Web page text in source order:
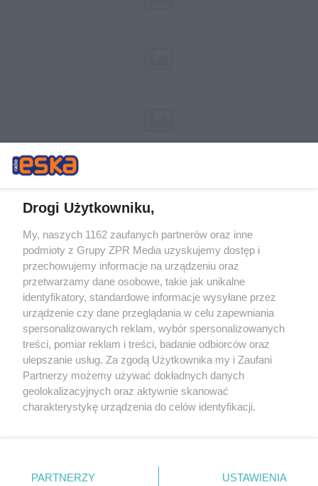
Żaden utwór zamieszczony w serwisie nie może być powielany i
rozpowszechniany lub dalej rozpowszechniany w jakikolwiek sposób (w
tym także elektroniczny lub mechaniczny) na jakimkolwiek polu
eksploatacji w jakiejkolwiek formie, włącznie z umieszczaniem w
Internecie bez pisemnej zgody właściciela praw. Jakiekolwiek użycie lub
wykorzystanie utworów w całości lub w części z naruszeniem prawa,
tzn. bez właściwej zgody, jest zabronione pod groźbą kary i może być
ścigane prawnie.
Drogi Użytkowniku,
My, naszych 1162 zaufanych partnerów oraz inne
podmioty z Grupy ZPR Media uzyskujemy dostęp i
przechowujemy informacje na urządzeniu oraz
przetwarzamy dane osobowe, takie jak unikalne
identyfikatory, standardowe informacje wysyłane przez
urządzenie czy dane przeglądania w celu zapewniania
spersonalizowanych reklam, wybór spersonalizowanych
treści, pomiar reklam i treści, badanie odbiorców oraz
ulepszanie usług. Za zgodą Użytkownika my i Zaufani
Partnerzy możemy używać dokładnych danych
geolokalizacyjnych oraz aktywnie skanować
charakterystykę urządzenia do celów identyfikacji.
zmienić/wycofać klikając przycisk ustawień prywatności
PARTNERZY USTAWIENIA